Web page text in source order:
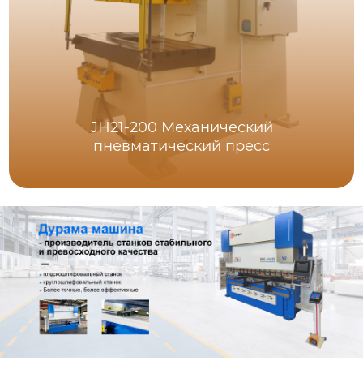
JH21-200 Механический
пневматический пресс